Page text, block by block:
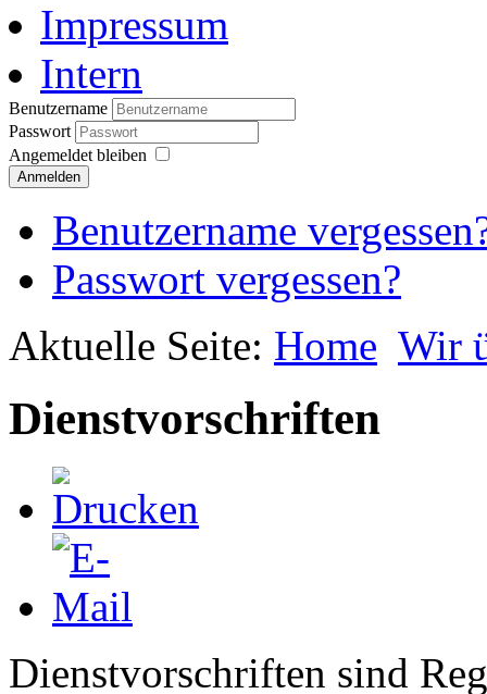
Impressum
Intern
Benutzername
Passwort
Angemeldet bleiben
Anmelden
Benutzername
Passwort vergessen?
Aktuelle Seite: Home Wir
Dienstvorschriften
Dienstvorschriften sind